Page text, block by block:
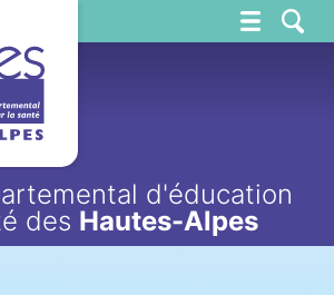
d'éducation
des Hautes-Alpes